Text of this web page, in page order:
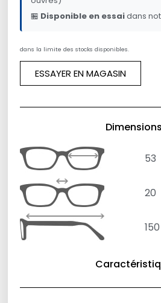
🏪 Disponible en essaidans
dans la limite des stocks disponibles.
ESSAYER EN MAGASIN
Dimensions
53
20
150